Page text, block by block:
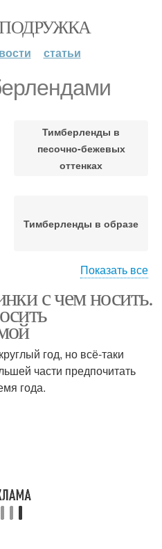
статьи
Тимберленды в
песочно-бежевых
оттенках
Тимберленды в образе
и
Пальто с
Показать все
с чем носить.
год, но всё-таки
части предпочитать
года.